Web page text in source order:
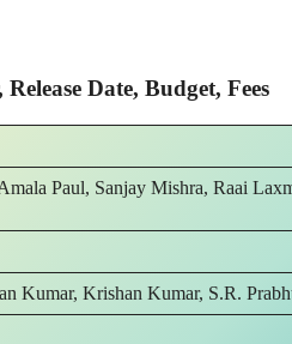
Date, Budget, Fees
Paul, Sanjay Mishra, Raai
Kumar, Krishan Kumar, S.R.